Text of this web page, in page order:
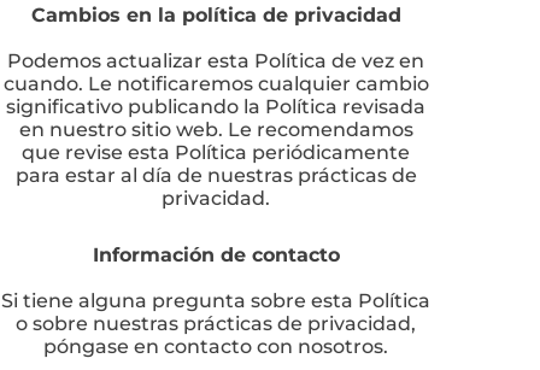
Cambios en la política de privacidad
Podemos actualizar esta Política de vez en
cuando. Le notificaremos cualquier cambio
significativo publicando la Política revisada
en nuestro sitio web. Le recomendamos
que revise esta Política periódicamente
para estar al día de nuestras prácticas de
privacidad.
Información de contacto
Si tiene alguna pregunta sobre esta Política
o sobre nuestras prácticas de privacidad,
póngase en contacto con nosotros.